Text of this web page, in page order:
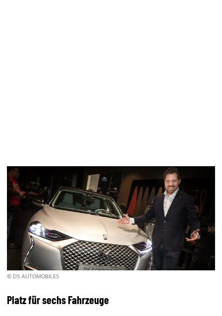
© DS AUTOMOBILES
Platz für sechs Fahrzeuge